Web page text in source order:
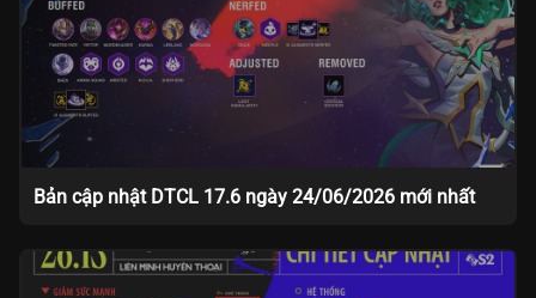
Bản cập nhật DTCL 17.6 ngày 24/06/2026 mới nhất